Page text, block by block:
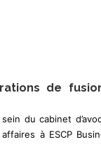
de
du cabinet
à ESCP